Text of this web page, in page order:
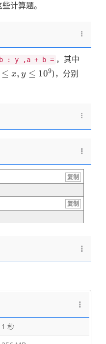
b
计算题。
: y ,a + b = ，其中
\le
≤ x, y ≤ 109)，分别
复制
复制
1 秒